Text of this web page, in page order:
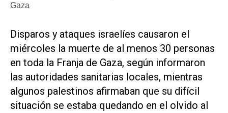
Gaza
Disparos y ataques israelíes causaron el
miércoles la muerte de al menos 30 personas
en toda la Franja de Gaza, según informaron
las autoridades sanitarias locales, mientras
algunos palestinos afirmaban que su difícil
situación se estaba quedando en el olvido al